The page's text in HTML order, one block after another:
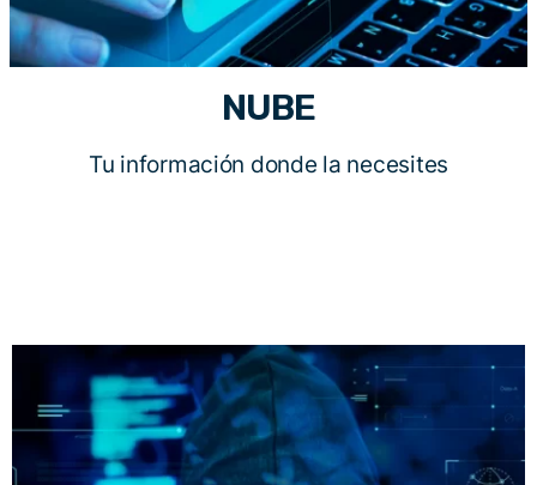
NUBE
Tu información donde la necesites